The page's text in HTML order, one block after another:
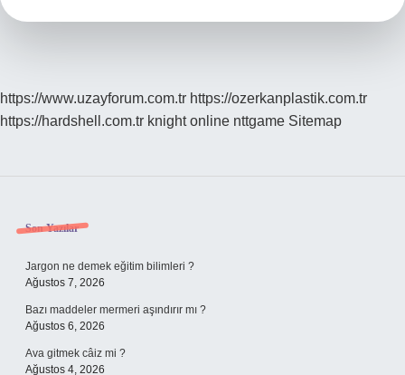
https://www.uzayforum.com.tr https://ozerkanplastik.com.tr
https://hardshell.com.tr knight online nttgame Sitemap
Sidebar
Son Yazılar
Jargon ne demek eğitim bilimleri ?
Ağustos 7, 2026
Bazı maddeler mermeri aşındırır mı ?
Ağustos 6, 2026
Ava gitmek câiz mi ?
Ağustos 4, 2026